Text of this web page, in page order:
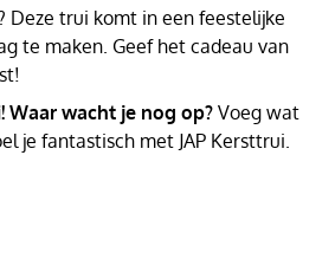
Deze trui komt in een feestelijke
te maken. Geef het cadeau van
Waar wacht je nog op? Voeg wat
je fantastisch met JAP Kersttrui.